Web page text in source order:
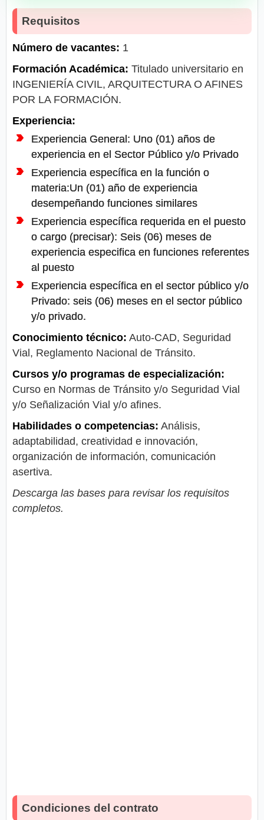
Requisitos
Número de vacantes: 1
Formación Académica: Titulado universitario en
INGENIERÍA CIVIL, ARQUITECTURA O AFINES
POR LA FORMACIÓN.
Experiencia:
Experiencia General: Uno (01) años de
experiencia en el Sector Público y/o Privado
Experiencia específica en la función o
materia:Un (01) año de experiencia
desempeñando funciones similares
Experiencia específica requerida en el puesto
o cargo (precisar): Seis (06) meses de
experiencia especifica en funciones referentes
al puesto
Experiencia específica en el sector público y/o
Privado: seis (06) meses en el sector público
y/o privado.
Conocimiento técnico: Auto-CAD, Seguridad
Vial, Reglamento Nacional de Tránsito.
Cursos y/o programas de especialización:
Curso en Normas de Tránsito y/o Seguridad Vial
y/o Señalización Vial y/o afines.
Habilidades o competencias: Análisis,
adaptabilidad, creatividad e innovación,
organización de información, comunicación
asertiva.
Descarga las bases para revisar los requisitos
completos.
Condiciones del contrato